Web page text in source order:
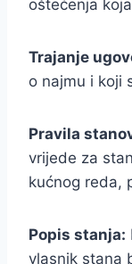
oštećenja
Trajanje
o najmu i koji
Pravila
vrijede za
kućnog reda,
Popis stanja:
vlasnik stana